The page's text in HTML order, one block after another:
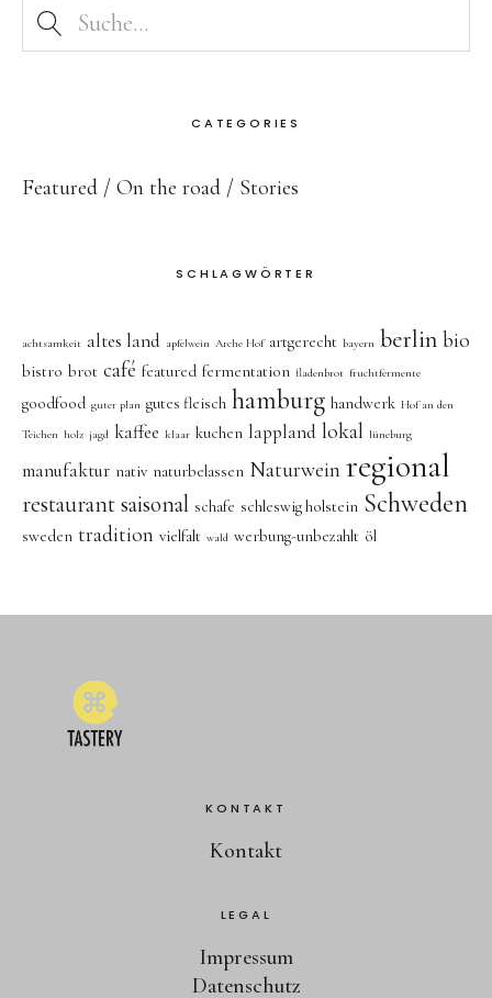
CATEGORIES
Featured On the road Stories
SCHLAGWÖRTER
achtsamkeit altes land apfelwein Arche Hof artgerecht bayern berlin bio
bistro brot café featured fermentation fladenbrot fruchtfermente
goodfood guter plan gutes fleisch hamburg handwerk Hof an den
Teichen holz jagd kaffee klaar kuchen lappland lokal lüneburg
manufaktur nativ naturbelassen Naturwein regional
restaurantsaisonal schafe schleswig holstein Schweden
sweden tradition vielfalt wald werbung-unbezahlt öl
KONTAKT
Kontakt
LEGAL
Impressum
Datenschutz